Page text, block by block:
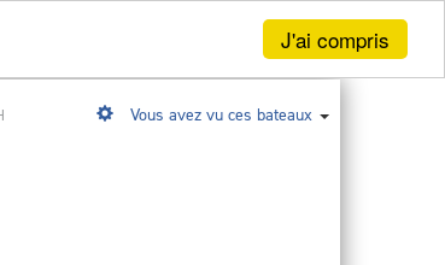
J'ai compris
Vous avez vu ces bateaux